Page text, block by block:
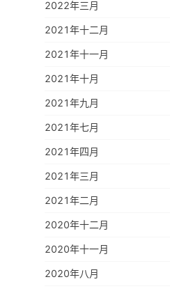
2022年三月
2021年十二月
2021年十一月
2021年十月
2021年九月
2021年七月
2021年四月
2021年三月
2021年二月
2020年十二月
2020年十一月
2020年八月